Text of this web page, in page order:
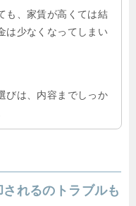
も、家賃が高くては結
は少なくなってしまい
びは、内容までしっか
れるのトラブルも